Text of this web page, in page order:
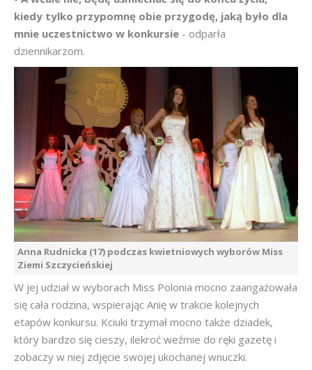
kiedy tylko przypomnę obie przygodę, jaką było dla
mnie uczestnictwo w konkursie - odparła
dziennikarzom.
Anna Rudnicka (17) podczas kwietniowych wyborów Miss
Ziemi Szczycieńskiej
W jej udział w wyborach Miss Polonia mocno zaangażowała
się cała rodzina, wspierając Anię w trakcie kolejnych
etapów konkursu. Kciuki trzymał mocno także dziadek,
który bardzo się cieszy, ilekroć weźmie do ręki gazetę i
zobaczy w niej zdjęcie swojej ukochanej wnuczki.